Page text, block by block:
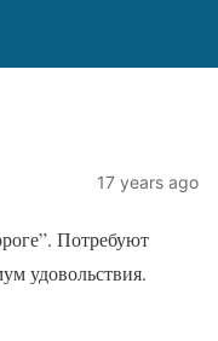
17 years ago
Потребуют
удовольствия.